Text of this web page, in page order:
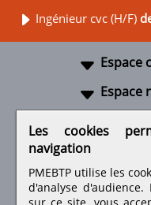
Ingénieur cvc (H/F)
Espace
Espace
Les cookies
navigation
PMEBTP utilise les
d'analyse